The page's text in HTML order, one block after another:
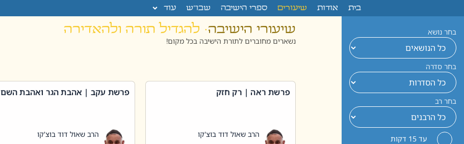
בית אודות שיעורים ספרי הישיבה שבו”ש עוד
בחר נושא
בחר סדרה
בחר רב
עד 15 דקות
שיעורי הישיבה· להגדיל תורה ולהאדירה
נשארים מחוברים לתורת הישיבה בכל מקום!
פרשת ראה | רק חזק
הרב שאול דוד בוצ'קו
פרשת עקב | אהבת הגר ואהבת השם
הרב שאול דוד בוצ'קו